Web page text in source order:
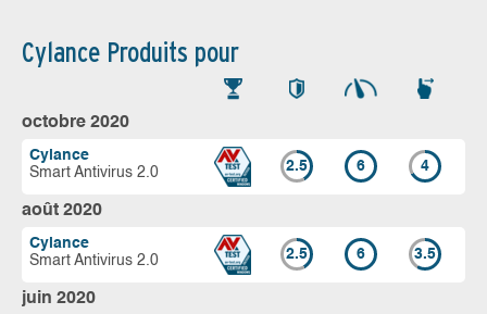
Cylance Produits pour
octobre 2020
Cylance
Smart Antivirus 2.0
2.5 6 4
août 2020
Cylance
Smart Antivirus 2.0
2.5 6 3.5
juin 2020